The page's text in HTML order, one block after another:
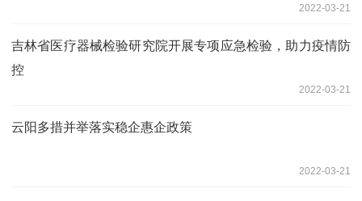
2022-03-21
吉林省医疗器械检验研究院开展专项应急检验，助力疫情防
控
2022-03-21
云阳多措并举落实稳企惠企政策
2022-03-21